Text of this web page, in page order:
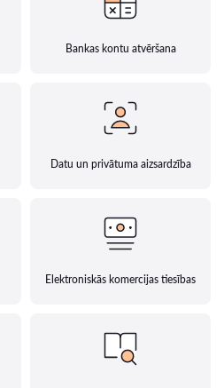
Bankas kontu atvēršana
Datu un privātuma aizsardzība
Elektroniskās komercijas tiesības